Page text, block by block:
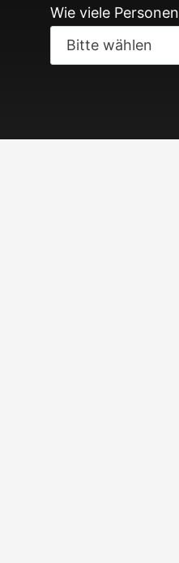
Wie viele Personen